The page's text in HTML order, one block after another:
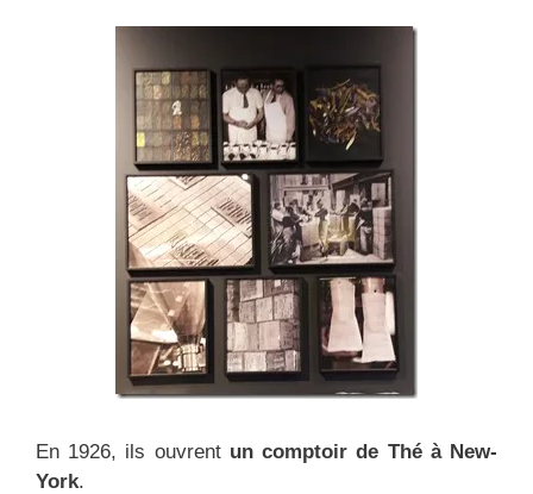
En 1926, ils ouvrent un comptoir de Thé à New-
York.